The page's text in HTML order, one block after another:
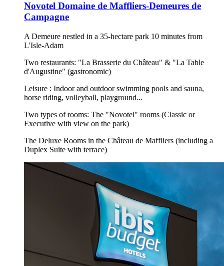
Novotel Domaine de Maffliers-Demeures de
Campagne
A Demeure nestled in a 35-hectare park 10 minutes from
L'Isle-Adam
Two restaurants: "La Brasserie du Château" & "La Table
d'Augustine" (gastronomic)
Leisure : Indoor and outdoor swimming pools and sauna,
horse riding, volleyball, playground...
Two types of rooms: The "Novotel" rooms (Classic or
Executive with view on the park)
The Deluxe Rooms in the Château de Maffliers (including a
Duplex Suite with terrace)